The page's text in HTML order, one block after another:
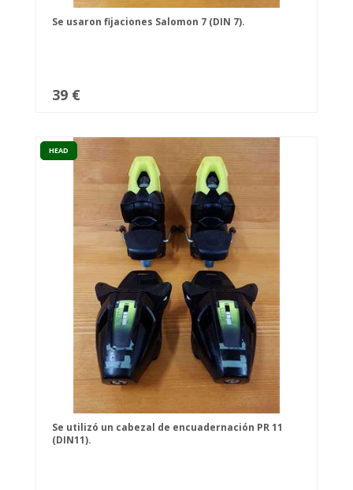
Se usaron fijaciones Salomon 7 (DIN 7).
39 €
HEAD
Se utilizó un cabezal de encuadernación PR 11
(DIN11).